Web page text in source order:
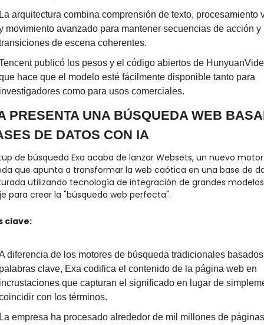
arquitectura combina comprensión de texto, procesamiento
movimiento avanzado para mantener secuencias de acción y
de escena coherentes.
publicó los pesos y el código abiertos de
hace que el modelo esté fácilmente disponible tanto para
como para usos comerciales.
PRESENTA UNA BÚSQUEDA WEB
DE DATOS CON IA
de búsqueda Exa acaba de lanzar Websets, un nuevo
que apunta a transformar la web caótica en una base de
utilizando tecnología de integración de grandes
para crear la "búsqueda web perfecta".
clave:
diferencia de los motores de búsqueda tradicionales
clave, Exa codifica el contenido de la página web en
que capturan el significado en lugar de
con los términos.
empresa ha procesado alrededor de mil millones de páginas